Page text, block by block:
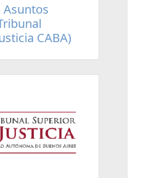
Asuntos
CABA)